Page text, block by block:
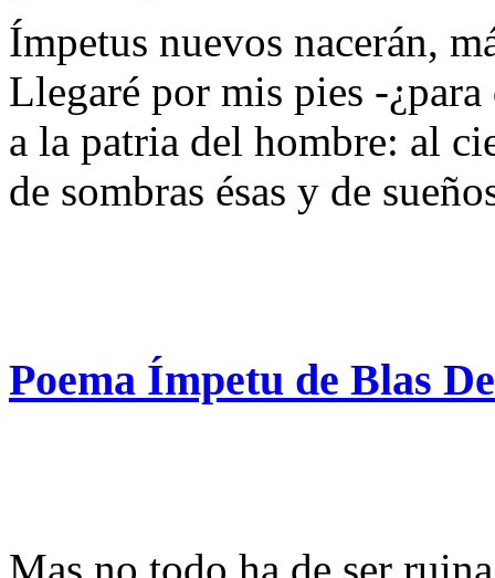
Ímpetus nuevos nacerán,
Llegaré por mis pies -
a la patria del hombre: al
de sombras ésas y de
Poema Ímpetu de Blas
Mas no todo ha de ser